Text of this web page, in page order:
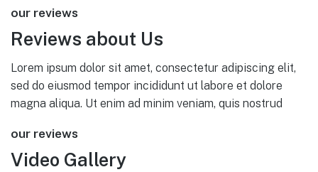
our reviews
Reviews about Us
Lorem ipsum dolor sit amet, consectetur adipiscing elit,
sed do eiusmod tempor incididunt ut labore et dolore
magna aliqua. Ut enim ad minim veniam, quis nostrud
our reviews
Video Gallery